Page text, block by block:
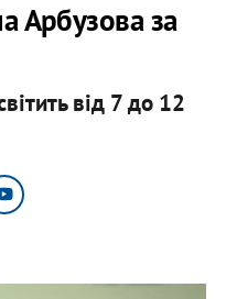
Арбузова за
від 7 до 12